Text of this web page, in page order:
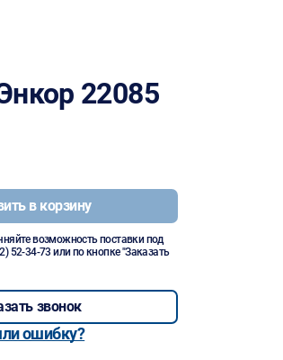
22085
в корзину
возможность поставки под
52-34-73 или по кнопке "Заказать
звонок
ошибку?